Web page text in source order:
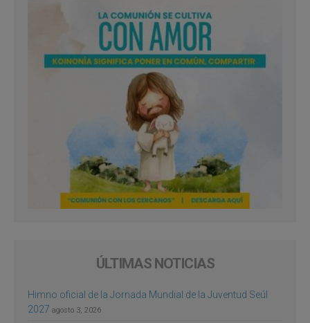
ÚLTIMAS NOTICIAS
Himno oficial de la Jornada Mundial de la Juventud Seúl
2027 agosto 3, 2026